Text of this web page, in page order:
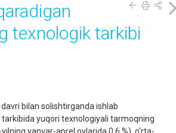
texnologik tarkibi
bilan solishtirganda ishlab
yuqori texnologiyali tarmoqning